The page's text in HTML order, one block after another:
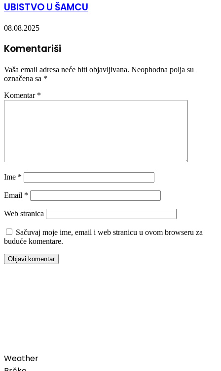
UBISTVO U ŠAMCU
08.08.2025
Komentariši
Vaša email adresa neće biti objavljivana. Neophodna polja su
označena sa *
Komentar *
Ime *
Email *
Web stranica
Sačuvaj moje ime, email i web stranicu u ovom browseru za
buduće komentare.
Weather